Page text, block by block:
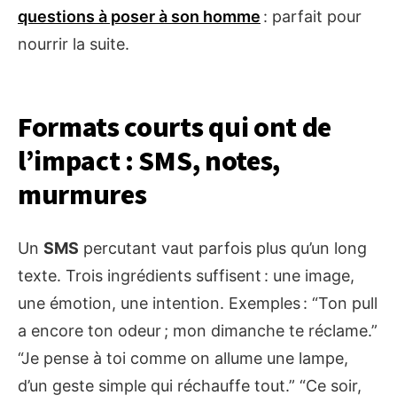
questions à poser à son homme : parfait pour
nourrir la suite.
Formats courts qui ont de
l’impact : SMS, notes,
murmures
Un SMS percutant vaut parfois plus qu’un long
texte. Trois ingrédients suffisent : une image,
une émotion, une intention. Exemples : “Ton pull
a encore ton odeur ; mon dimanche te réclame.”
“Je pense à toi comme on allume une lampe,
d’un geste simple qui réchauffe tout.” “Ce soir,